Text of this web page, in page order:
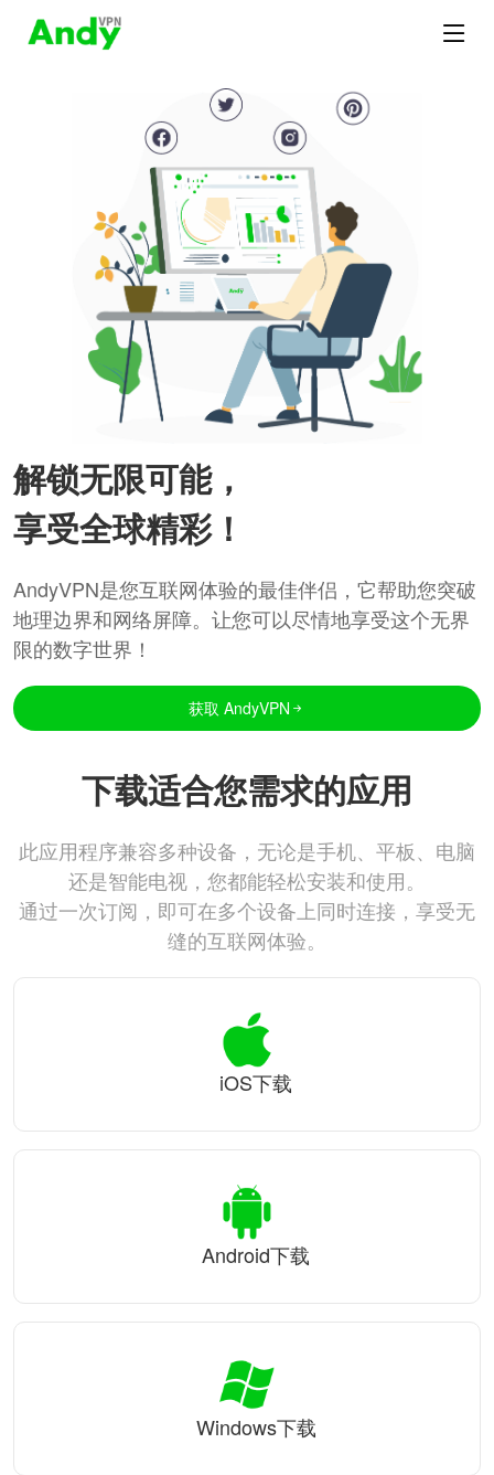
解锁无限可能，
享受全球精彩！
AndyVPN是您互联网体验的最佳伴侣，它帮助您突破
地理边界和网络屏障。让您可以尽情地享受这个无界
限的数字世界！
获取 AndyVPN
下载适合您需求的应用
此应用程序兼容多种设备，无论是手机、平板、电脑
还是智能电视，您都能轻松安装和使用。
通过一次订阅，即可在多个设备上同时连接，享受无
缝的互联网体验。
iOS下载
Android下载
Windows下载